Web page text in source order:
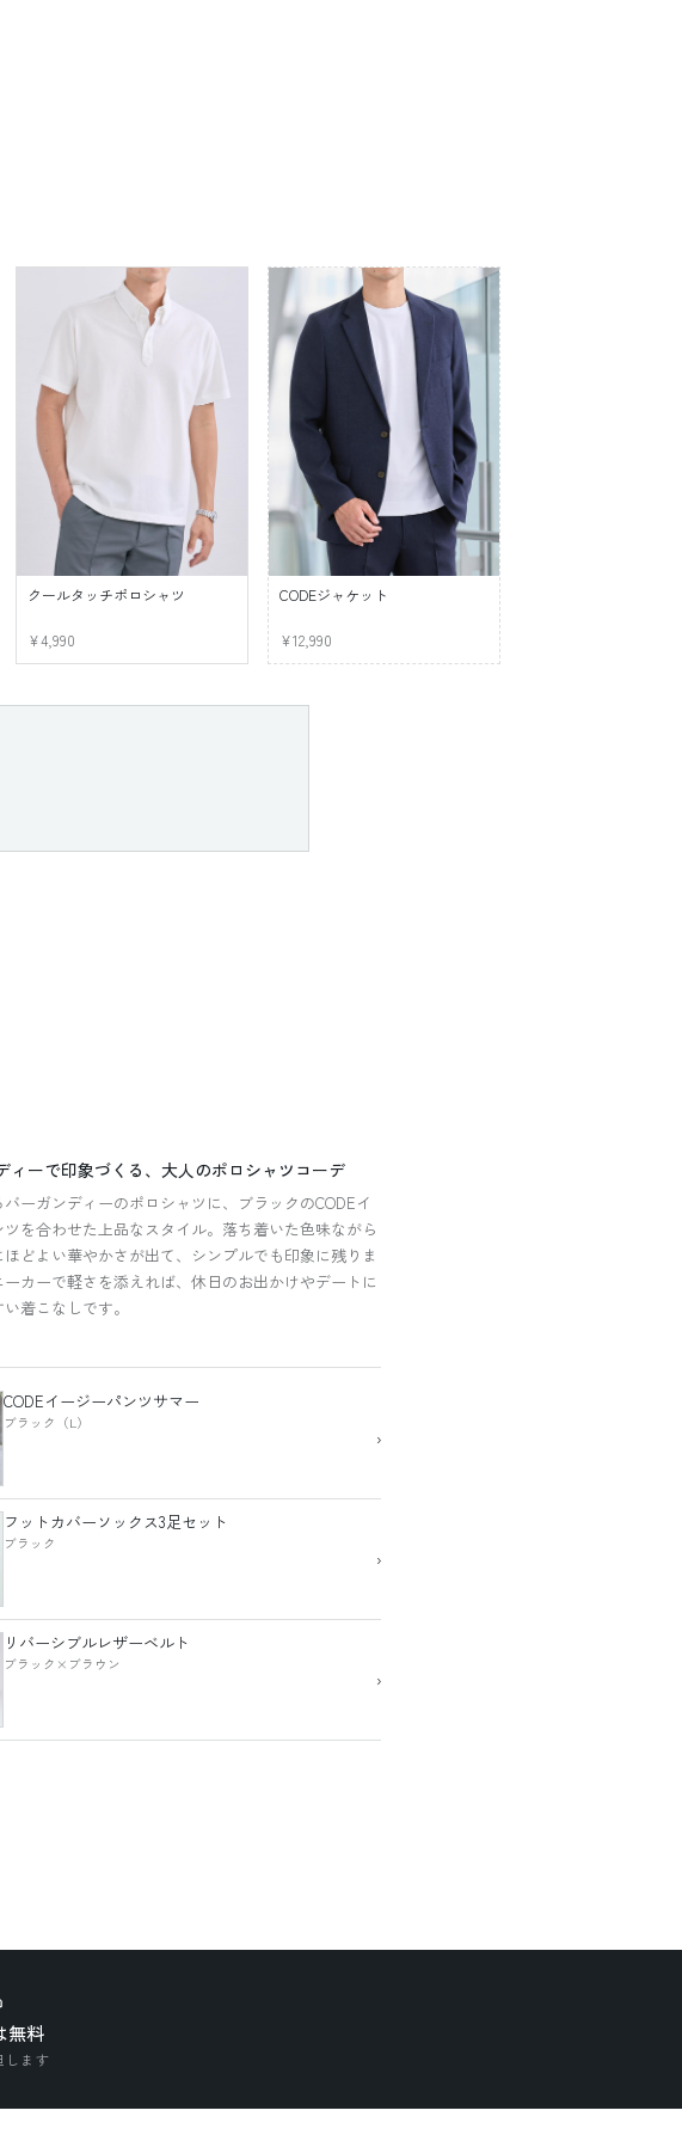
クールタッチポロシャツ
¥4,990
CODEジャケット
¥12,990
ィーで印象づくる、大人のポロシャツコーデ
ーガンディーのポロシャツに、ブラックのCODEイ
ツを合わせた上品なスタイル。落ち着いた色味ながら
どよい華やかさが出て、シンプルでも印象に残りま
ーカーで軽さを添えれば、休日のお出かけやデートに
着こなしです。
CODEイージーパンツサマー
ブラック（L）
›
フットカバーソックス3足セット
ブラック
›
リバーシブルレザーベルト
ブラック×ブラウン
›
無料
します